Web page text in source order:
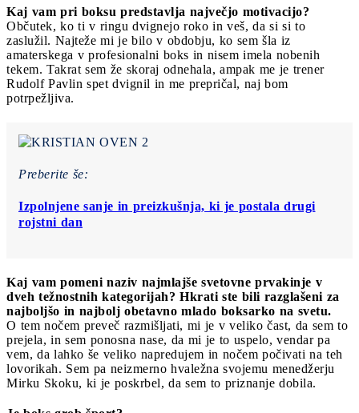
Kaj vam pri boksu predstavlja največjo motivacijo?
Občutek, ko ti v ringu dvignejo roko in veš, da si si to
zaslužil. Najteže mi je bilo v obdobju, ko sem šla iz
amaterskega v profesionalni boks in nisem imela nobenih
tekem. Takrat sem že skoraj odnehala, ampak me je trener
Rudolf Pavlin spet dvignil in me prepričal, naj bom
potrpežljiva.
Preberite še:
Izpolnjene sanje in preizkušnja, ki je postala drugi
rojstni dan
Kaj vam pomeni naziv najmlajše svetovne prvakinje v
dveh težnostnih kategorijah? Hkrati ste bili razglašeni za
najboljšo in najbolj obetavno mlado boksarko na svetu.
O tem nočem preveč razmišljati, mi je v veliko čast, da sem to
prejela, in sem ponosna nase, da mi je to uspelo, vendar pa
vem, da lahko še veliko napredujem in nočem počivati na teh
lovorikah. Sem pa neizmerno hvaležna svojemu menedžerju
Mirku Skoku, ki je poskrbel, da sem to priznanje dobila.